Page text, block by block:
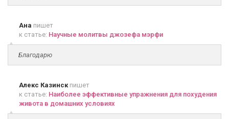
Ана пишет
к статье: Научные молитвы джозефа мэрфи
Благодарю
Алекс Казинскпишет
к статье: Наиболее эффективные упражнения для похудения
живота в домашних условиях